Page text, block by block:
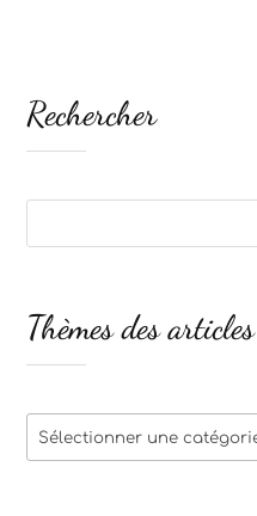
Rechercher
Thèmes des articles
Thèmes
des